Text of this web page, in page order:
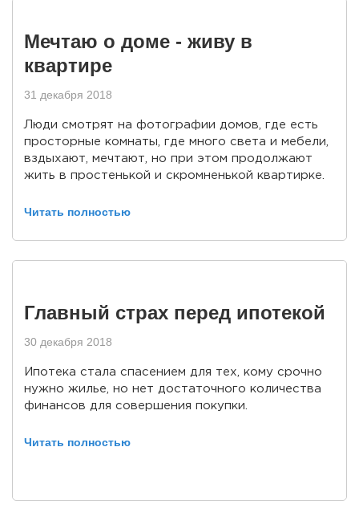
Мечтаю о доме - живу в
квартире
31 декабря 2018
Люди смотрят на фотографии домов, где есть
просторные комнаты, где много света и мебели,
вздыхают, мечтают, но при этом продолжают
жить в простенькой и скромненькой квартирке.
Читать полностью
Главный страх перед ипотекой
30 декабря 2018
Ипотека стала спасением для тех, кому срочно
нужно жилье, но нет достаточного количества
финансов для совершения покупки.
Читать полностью